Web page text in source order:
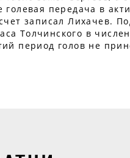
голевая передача в
записал Лихачев.
Толчинского в
период голов не